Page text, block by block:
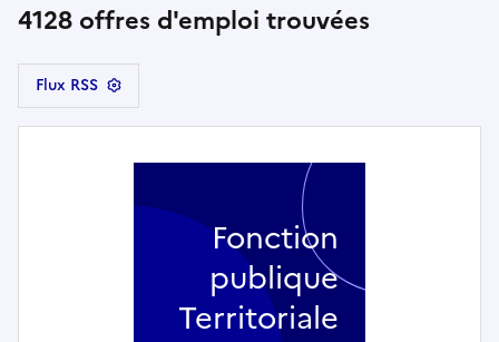
4128 offres d'emploi trouvées
Flux RSS
Fonction
publique
Territoriale